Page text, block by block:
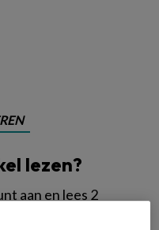
lezen?
aan en lees 2